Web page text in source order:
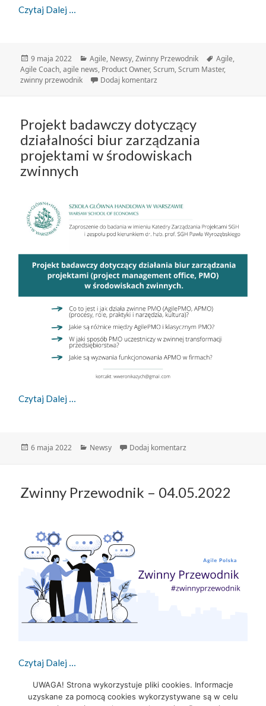
Czytaj Dalej
Data
publikacji
9 maja 2022 Kategorie
Agile, Newsy,Zwinny Przewodnik Tagi
Agile,
Agile Coach,agile news, Product Owner,Scrum,Scrum Master,
zwinny przewodnik
Dodaj komentarz
Projekt badawczy dotyczący
działalności biur zarządzania
projektami w środowiskach
zwinnych
Czytaj Dalej
Data
6 maja 2022 Kategorie
Newsy Dodaj komentarz
Zwinny Przewodnik – 04.05.2022
Czytaj Dalej
UWAGA! Strona wykorzystuje pliki cookies. Informacje
uzyskane za pomocą cookies wykorzystywane są w celu